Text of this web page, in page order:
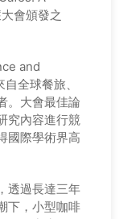
會頒發之
and
全球餐旅、
。大會最佳論
究內容進行競
國際學術界高
透過長達三年
下，小型咖啡